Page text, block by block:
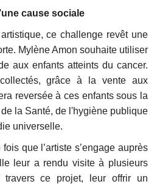
cause sociale
ce challenge revêt une
Mylène Amon souhaite utiliser
aux enfants atteints du cancer.
grâce à la vente aux
reversée à ces enfants sous la
la Santé, de l'hygiène publique
universelle.
que l’artiste s’engage auprès
leur a rendu visite à plusieurs
travers ce projet, leur offrir un